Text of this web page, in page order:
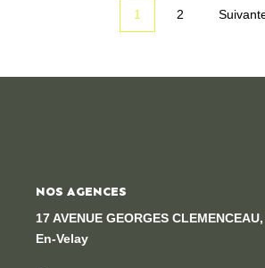
1 2
NOS AGENCES
17 AVENUE GEORGES
En-Velay